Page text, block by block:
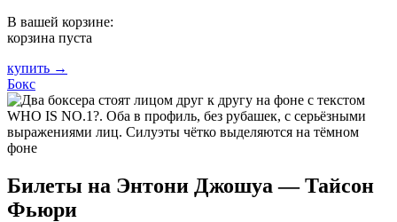
В вашей корзине:
корзина пуста
купить →
Бокс
Билеты на Энтони Джошуа — Тайсон
Фьюри